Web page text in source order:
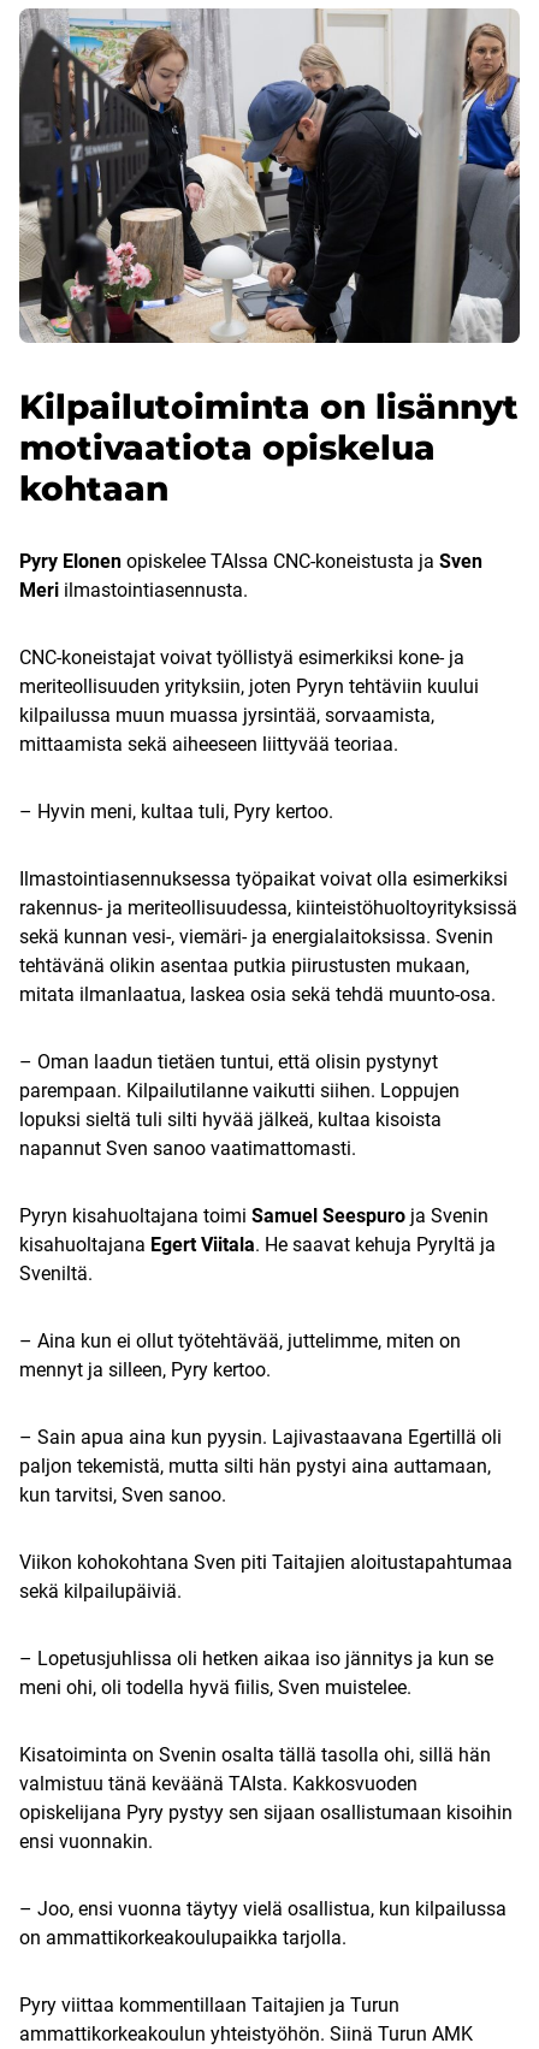
Kilpailutoiminta on lisännyt
motivaatiota opiskelua
kohtaan
Pyry Elonen opiskelee TAIssa CNC-koneistusta ja Sven
Meri ilmastointiasennusta.
CNC-koneistajat voivat työllistyä esimerkiksi kone- ja
meriteollisuuden yrityksiin, joten Pyryn tehtäviin kuului
kilpailussa muun muassa jyrsintää, sorvaamista,
mittaamista sekä aiheeseen liittyvää teoriaa.
– Hyvin meni, kultaa tuli, Pyry kertoo.
Ilmastointiasennuksessa työpaikat voivat olla esimerkiksi
rakennus- ja meriteollisuudessa, kiinteistöhuoltoyrityksissä
sekä kunnan vesi-, viemäri- ja energialaitoksissa. Svenin
tehtävänä olikin asentaa putkia piirustusten mukaan,
mitata ilmanlaatua, laskea osia sekä tehdä muunto-osa.
– Oman laadun tietäen tuntui, että olisin pystynyt
parempaan. Kilpailutilanne vaikutti siihen. Loppujen
lopuksi sieltä tuli silti hyvää jälkeä, kultaa kisoista
napannut Sven sanoo vaatimattomasti.
Pyryn kisahuoltajana toimi Samuel Seespuro ja Svenin
kisahuoltajana Egert Viitala. He saavat kehuja Pyryltä ja
Sveniltä.
– Aina kun ei ollut työtehtävää, juttelimme, miten on
mennyt ja silleen, Pyry kertoo.
– Sain apua aina kun pyysin. Lajivastaavana Egertillä oli
paljon tekemistä, mutta silti hän pystyi aina auttamaan,
kun tarvitsi, Sven sanoo.
Viikon kohokohtana Sven piti Taitajien aloitustapahtumaa
sekä kilpailupäiviä.
– Lopetusjuhlissa oli hetken aikaa iso jännitys ja kun se
meni ohi, oli todella hyvä fiilis, Sven muistelee.
Kisatoiminta on Svenin osalta tällä tasolla ohi, sillä hän
valmistuu tänä keväänä TAIsta. Kakkosvuoden
opiskelijana Pyry pystyy sen sijaan osallistumaan kisoihin
ensi vuonnakin.
– Joo, ensi vuonna täytyy vielä osallistua, kun kilpailussa
on ammattikorkeakoulupaikka tarjolla.
Pyry viittaa kommentillaan Taitajien ja Turun
ammattikorkeakoulun yhteistyöhön. Siinä Turun AMK